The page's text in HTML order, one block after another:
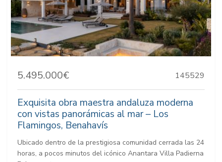
5.495.000€ 145529
Exquisita obra maestra andaluza moderna
con vistas panorámicas al mar – Los
Flamingos, Benahavís
Ubicado dentro de la prestigiosa comunidad cerrada las 24
horas, a pocos minutos del icónico Anantara Villa Padierna